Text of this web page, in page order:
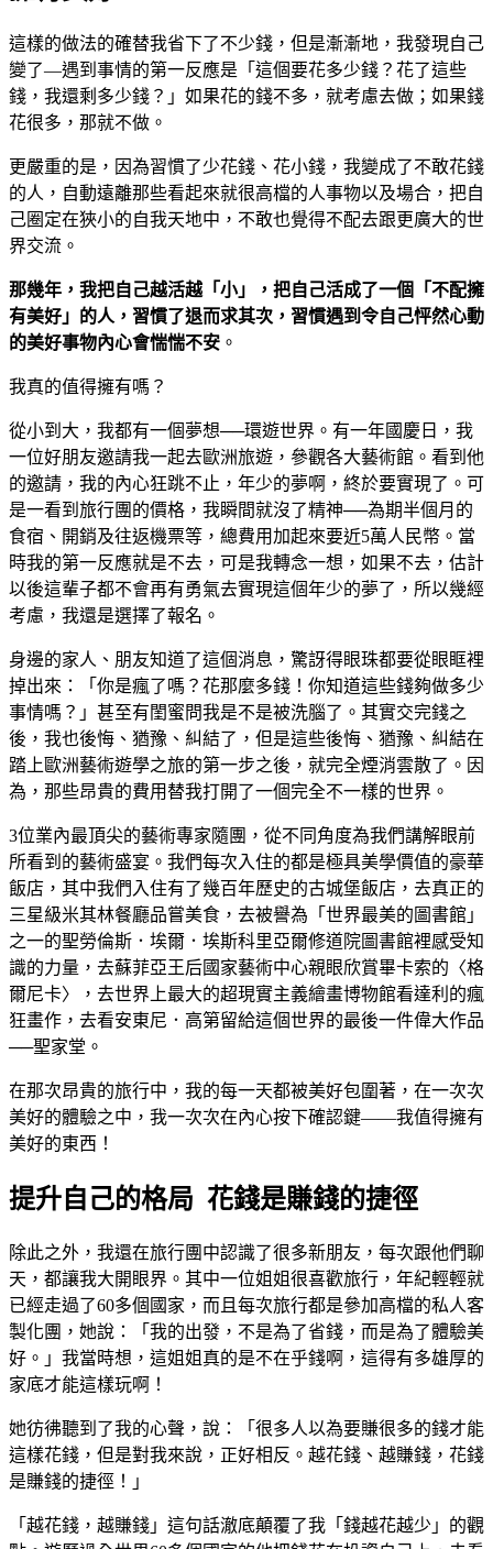
這樣的做法的確替我省下了不少錢，但是漸漸地，我發現自己
變了—遇到事情的第一反應是「這個要花多少錢？花了這些
錢，我還剩多少錢？」如果花的錢不多，就考慮去做；如果錢
花很多，那就不做。
更嚴重的是，因為習慣了少花錢、花小錢，我變成了不敢花錢
的人，自動遠離那些看起來就很高檔的人事物以及場合，把自
己圈定在狹小的自我天地中，不敢也覺得不配去跟更廣大的世
界交流。
那幾年，我把自己越活越「小」，把自己活成了一個「不配擁
有美好」的人，習慣了退而求其次，習慣遇到令自己怦然心動
的美好事物內心會惴惴不安 。
我真的值得擁有嗎？
從小到大，我都有一個夢想──環遊世界。有一年國慶日，我
一位好朋友邀請我一起去歐洲旅遊，參觀各大藝術館。看到他
的邀請，我的內心狂跳不止，年少的夢啊，終於要實現了。可
是一看到旅行團的價格，我瞬間就沒了精神──為期半個月的
食宿、開銷及往返機票等，總費用加起來要近5萬人民幣。當
時我的第一反應就是不去，可是我轉念一想，如果不去，估計
以後這輩子都不會再有勇氣去實現這個年少的夢了，所以幾經
考慮，我還是選擇了報名。
身邊的家人、朋友知道了這個消息，驚訝得眼珠都要從眼眶裡
掉出來：「你是瘋了嗎？花那麼多錢！你知道這些錢夠做多少
事情嗎？」甚至有閨蜜問我是不是被洗腦了。其實交完錢之
後，我也後悔、猶豫、糾結了，但是這些後悔、猶豫、糾結在
踏上歐洲藝術遊學之旅的第一步之後，就完全煙消雲散了。因
為，那些昂貴的費用替我打開了一個完全不一樣的世界。
3位業內最頂尖的藝術專家隨團，從不同角度為我們講解眼前
所看到的藝術盛宴。我們每次入住的都是極具美學價值的豪華
飯店，其中我們入住有了幾百年歷史的古城堡飯店，去真正的
三星級米其林餐廳品嘗美食，去被譽為「世界最美的圖書館」
之一的聖勞倫斯．埃爾．埃斯科里亞爾修道院圖書館裡感受知
識的力量，去蘇菲亞王后國家藝術中心親眼欣賞畢卡索的〈格
爾尼卡〉，去世界上最大的超現實主義繪畫博物館看達利的瘋
狂畫作，去看安東尼．高第留給這個世界的最後一件偉大作品
──聖家堂。
在那次昂貴的旅行中，我的每一天都被美好包圍著，在一次次
美好的體驗之中，我一次次在內心按下確認鍵——我值得擁有
美好的東西！
提升自己的格局 花錢是賺錢的捷徑
除此之外，我還在旅行團中認識了很多新朋友，每次跟他們聊
天，都讓我大開眼界。其中一位姐姐很喜歡旅行，年紀輕輕就
已經走過了60多個國家，而且每次旅行都是參加高檔的私人客
製化團，她說：「我的出發，不是為了省錢，而是為了體驗美
好。」我當時想，這姐姐真的是不在乎錢啊，這得有多雄厚的
家底才能這樣玩啊！
她彷彿聽到了我的心聲，說：「很多人以為要賺很多的錢才能
這樣花錢，但是對我來說，正好相反。越花錢、越賺錢，花錢
是賺錢的捷徑！」
「越花錢，越賺錢」這句話澈底顛覆了我「錢越花越少」的觀